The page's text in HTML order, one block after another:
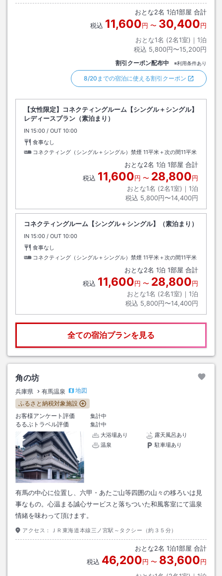
１分元町駅下車東出口→徒歩約３分
おとな2名 1泊1部屋 合計
税込 11,600円 〜 30,400円
おとな1名 (2名1室)｜ 1泊
税込 5,800円〜15,200円
割引クーポン配布中 ※利用条件あり
8/20までの宿泊に使える割引クーポン
【女性限定】コネクティングルーム【シングル＋シングル】
レディースプラン（素泊まり）
IN チェックイン
15:00 / OUT チェックアウト
10:00
食事なし
コネクティング（シングル＋シングル）禁煙 11平米＋次の間11平米
おとな2名 1泊 1部屋 合計
税込 11,600円 〜 28,800円
おとな1名 (2名1室)｜ 1泊
税込 5,800円〜14,400円
コネクティングルーム【シングル＋シングル】（素泊まり）
IN チェックイン
15:00 / OUT チェックアウト
10:00
食事なし
コネクティング（シングル＋シングル）禁煙 11平米＋次の間11平米
おとな2名 1泊 1部屋 合計
税込 11,600円 〜 28,800円
おとな1名 (2名1室)｜ 1泊
税込 5,800円〜14,400円
全ての宿泊プランを見る
角の坊
兵庫県 有馬温泉
地図
ふるさと納税対象施設
お客様アンケート評価
集計中
るるぶトラベル評価
集計中
大浴場あり
露天風呂あり
温泉
駐車場あり
有馬の中心に位置し、六甲・あたご山等四囲の山々の移ろいは見
事なもの。心温まる誠心サービスと落ちついた和風客室にて温泉
情緒を味わって頂けます。
アクセス： ＪＲ東海道本線三ノ宮駅～タクシー（約３５分）
おとな2名 1泊1部屋 合計
税込 46,200円 〜 83,600円